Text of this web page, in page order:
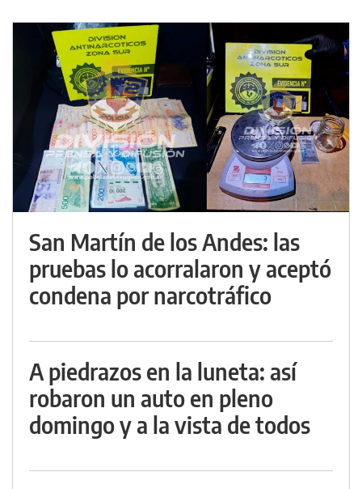
San Martín de los Andes: las
pruebas lo acorralaron y aceptó
condena por narcotráfico
A piedrazos en la luneta: así
robaron un auto en pleno
domingo y a la vista de todos